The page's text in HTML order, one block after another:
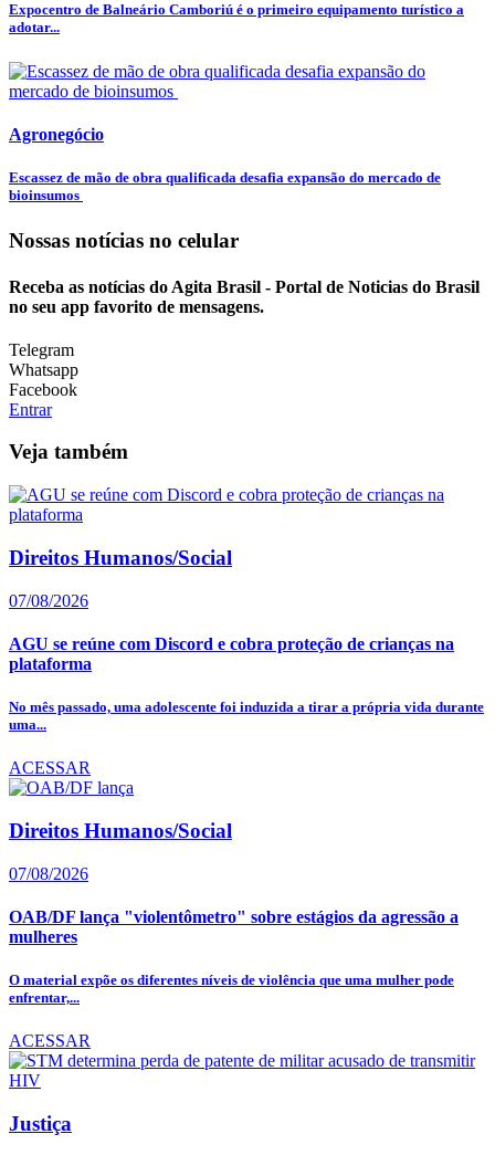
Expocentro de Balneário Camboriú é o primeiro equipamento turístico a
adotar...
Agronegócio
Escassez de mão de obra qualificada desafia expansão do mercado de
bioinsumos
Nossas notícias no celular
Receba as notícias do Agita Brasil - Portal de Noticias do Brasil
no seu app favorito de mensagens.
Telegram
Whatsapp
Facebook
Entrar
Veja também
Direitos Humanos/Social
07/08/2026
AGU se reúne com Discord e cobra proteção de crianças na
plataforma
No mês passado, uma adolescente foi induzida a tirar a própria vida durante
uma...
ACESSAR
Direitos Humanos/Social
07/08/2026
OAB/DF lança "violentômetro" sobre estágios da agressão a
mulheres
O material expõe os diferentes níveis de violência que uma mulher pode
enfrentar,...
ACESSAR
Justiça